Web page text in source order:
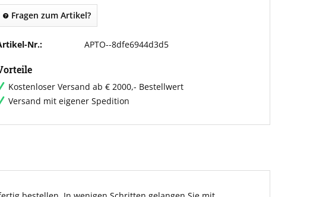
Fragen zum Artikel?
Nr.: APTO--8dfe6944d3d5
Kostenloser Versand ab € 2000,- Bestellwert
Versand mit eigener Spedition